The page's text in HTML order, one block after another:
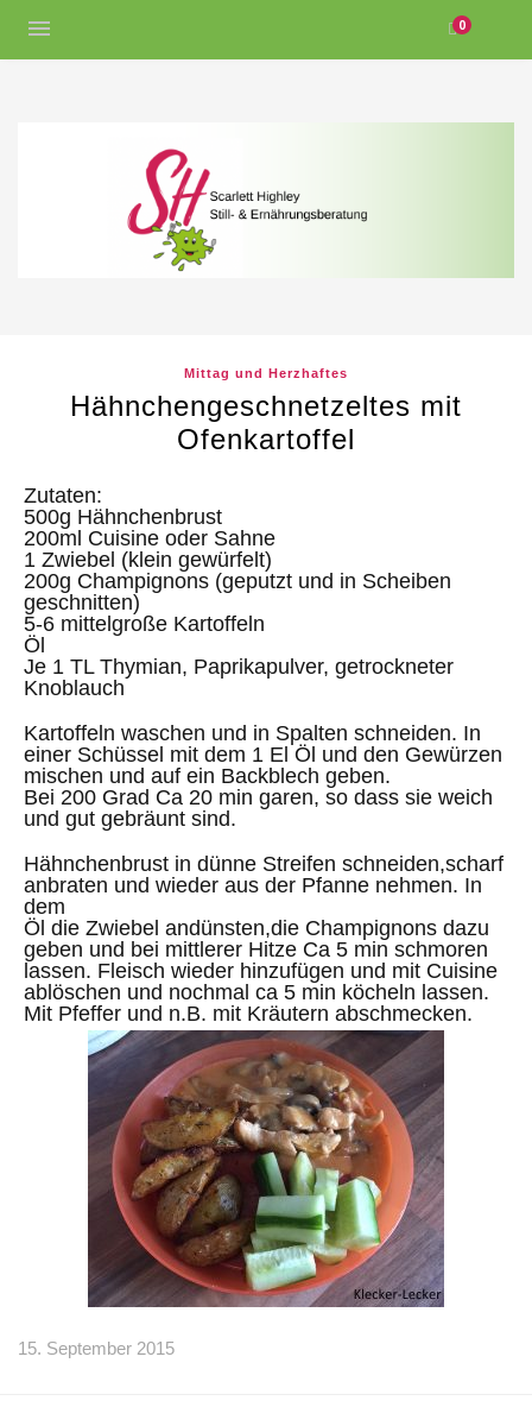
0
Mittag und Herzhaftes
Hähnchengeschnetzeltes mit
Ofenkartoffel
Zutaten:
500g Hähnchenbrust
200ml Cuisine oder Sahne
1 Zwiebel (klein gewürfelt)
200g Champignons (geputzt und in Scheiben
geschnitten)
5-6 mittelgroße Kartoffeln
Öl
Je 1 TL Thymian, Paprikapulver, getrockneter
Knoblauch
Kartoffeln waschen und in Spalten schneiden. In
einer Schüssel mit dem 1 El Öl und den Gewürzen
mischen und auf ein Backblech geben.
Bei 200 Grad Ca 20 min garen, so dass sie weich
und gut gebräunt sind.
Hähnchenbrust in dünne Streifen schneiden,scharf
anbraten und wieder aus der Pfanne nehmen. In
dem
Öl die Zwiebel andünsten,die Champignons dazu
geben und bei mittlerer Hitze Ca 5 min schmoren
lassen. Fleisch wieder hinzufügen und mit Cuisine
ablöschen und nochmal ca 5 min köcheln lassen.
Mit Pfeffer und n.B. mit Kräutern abschmecken.
15. September 2015